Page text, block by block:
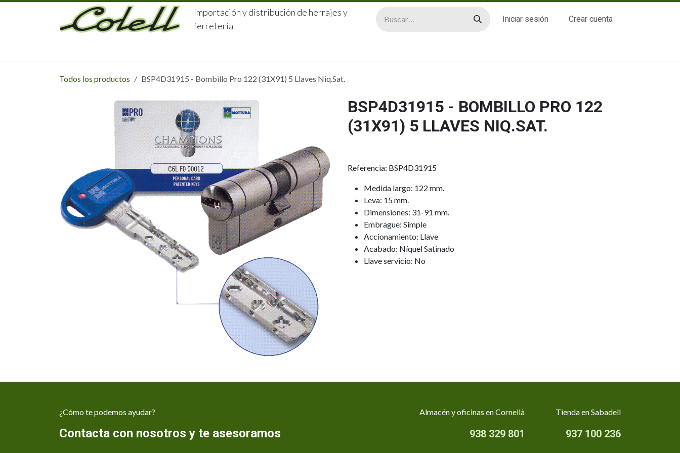
Ir al contenido
Importación y distribución de herrajes y
ferretería
Iniciar sesión Crear cuenta
Todos los productos BSP4D31915 - Bombillo Pro 122 (31X91) 5 Llaves Niq.Sat.
BSP4D31915 - BOMBILLO PRO 122
(31X91) 5 LLAVES NIQ.SAT.
Referencia: BSP4D31915
Medida largo: 122 mm.
Leva: 15 mm.
Dimensiones: 31-91 mm.
Embrague: Simple
Accionamiento: Llave
Acabado: Níquel Satinado
Llave servicio: No
¿Cómo te podemos ayudar?
Contacta con nosotros y te asesoramos
Almacén y oficinas en Cornellà
938 329 801
Tienda en Sabadell
937 100 236